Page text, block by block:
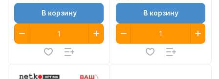
В корзину В корзину